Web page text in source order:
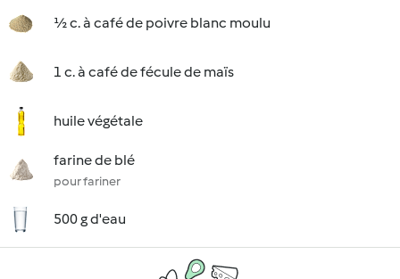
½ c. à café de poivre blanc moulu
1 c. à café de fécule de maïs
huile végétale
farine de blé
pour fariner
500 g d'eau